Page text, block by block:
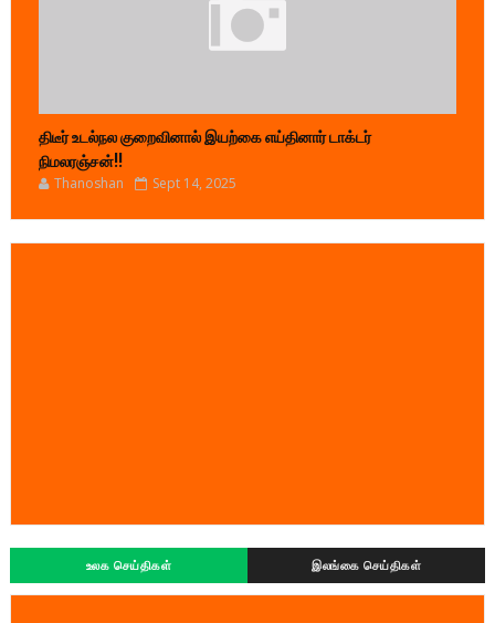
திடீர் உடல்நல குறைவினால் இயற்கை எய்தினார் டாக்டர்
நிமலரஞ்சன்!!
Thanoshan Sept 14, 2025
உலக செய்திகள் இலங்கை செய்திகள்